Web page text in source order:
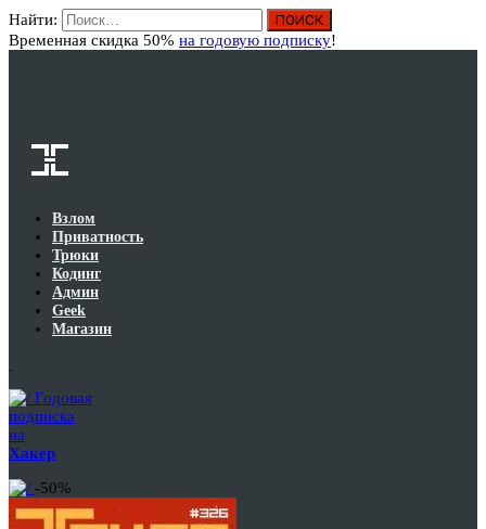
Найти:
Временная скидка 50% на годовую подписку!
Взлом
Приватность
Трюки
Кодинг
Админ
Geek
Магазин
Годовая
подписка
на
Хакер
-50%